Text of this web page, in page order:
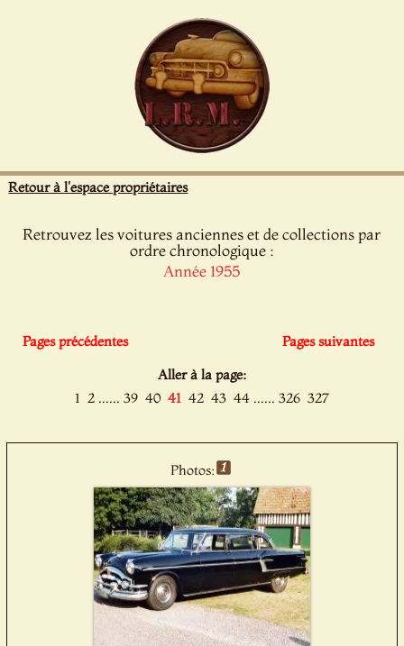
Retour à l'espace propriétaires
Retrouvez les voitures anciennes et de collections par
ordre chronologique :
Année 1955
Pages précédentes
Pages suivantes
Aller à la page:
1 2 ...... 39 40 41 42 43 44 ...... 326 327
Photos: